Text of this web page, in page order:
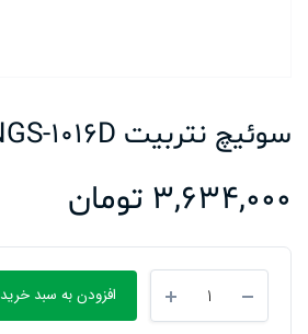
سوئیچ نتربیت NGS-1016D
3,634,000 تومان
نتربیت
NGS-
افزودن به سبد خرید